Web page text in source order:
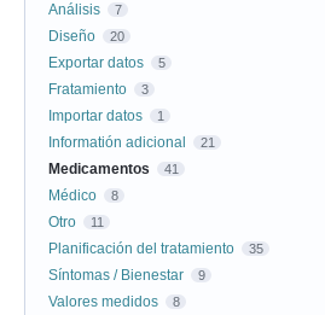
Análisis 7
Diseño 20
Exportar datos 5
Fratamiento 3
Importar datos 1
Informatión adicional 21
Medicamentos 41
Médico 8
Otro 11
Planificación del tratamiento 35
Síntomas / Bienestar 9
Valores medidos 8